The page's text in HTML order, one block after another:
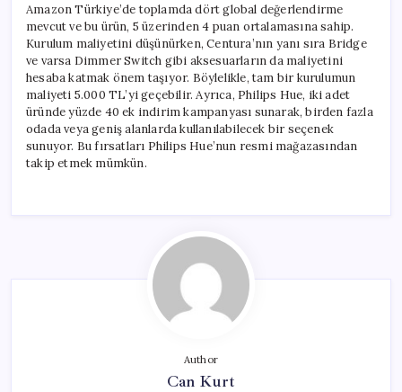
Amazon Türkiye’de toplamda dört global değerlendirme
mevcut ve bu ürün, 5 üzerinden 4 puan ortalamasına sahip.
Kurulum maliyetini düşünürken, Centura’nın yanı sıra Bridge
ve varsa Dimmer Switch gibi aksesuarların da maliyetini
hesaba katmak önem taşıyor. Böylelikle, tam bir kurulumun
maliyeti 5.000 TL’yi geçebilir. Ayrıca, Philips Hue, iki adet
üründe yüzde 40 ek indirim kampanyası sunarak, birden fazla
odada veya geniş alanlarda kullanılabilecek bir seçenek
sunuyor. Bu fırsatları Philips Hue’nun resmi mağazasından
takip etmek mümkün.
Author
Can Kurt